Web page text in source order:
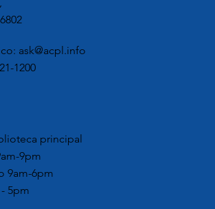
ask@acpl.info
1200
principal
9pm
9am-6pm
5pm